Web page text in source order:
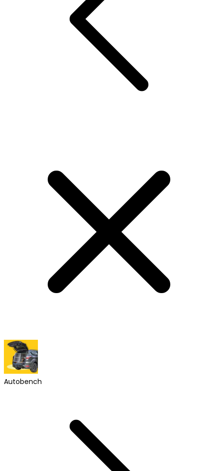
Autobench